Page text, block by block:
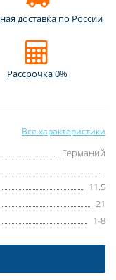
доставка по России
Рассрочка 0%
Все характеристики
Германий
11.5
21
1-8